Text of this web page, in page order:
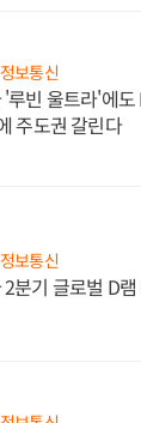
보통신
루빈 울트라'에
주도권 갈린다
보통신
2분기 글로벌 D